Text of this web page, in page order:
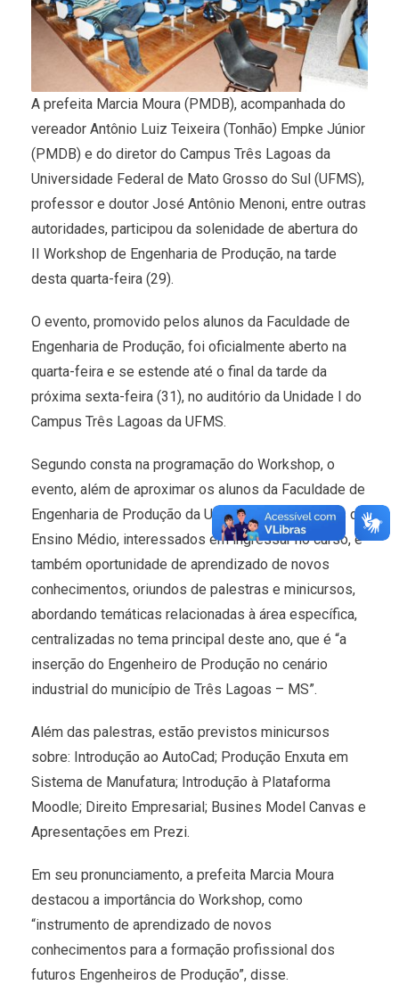
A prefeita Marcia Moura (PMDB), acompanhada do
vereador Antônio Luiz Teixeira (Tonhão) Empke Júnior
(PMDB) e do diretor do Campus Três Lagoas da
Universidade Federal de Mato Grosso do Sul (UFMS),
professor e doutor José Antônio Menoni, entre outras
autoridades, participou da solenidade de abertura do
II Workshop de Engenharia de Produção, na tarde
desta quarta-feira (29).
O evento, promovido pelos alunos da Faculdade de
Engenharia de Produção, foi oficialmente aberto na
quarta-feira e se estende até o final da tarde da
próxima sexta-feira (31), no auditório da Unidade I do
Campus Três Lagoas da UFMS.
Segundo consta na programação do Workshop, o
evento, além de aproximar os alunos da Faculdade de
Engenharia de Produção da UFMS com estudantes do
Ensino Médio, interessados em ingressar no curso, é
também oportunidade de aprendizado de novos
conhecimentos, oriundos de palestras e minicursos,
abordando temáticas relacionadas à área específica,
centralizadas no tema principal deste ano, que é “a
inserção do Engenheiro de Produção no cenário
industrial do município de Três Lagoas – MS”.
Além das palestras, estão previstos minicursos
sobre: Introdução ao AutoCad; Produção Enxuta em
Sistema de Manufatura; Introdução à Plataforma
Moodle; Direito Empresarial; Busines Model Canvas e
Apresentações em Prezi.
Em seu pronunciamento, a prefeita Marcia Moura
destacou a importância do Workshop, como
“instrumento de aprendizado de novos
conhecimentos para a formação profissional dos
futuros Engenheiros de Produção”, disse.